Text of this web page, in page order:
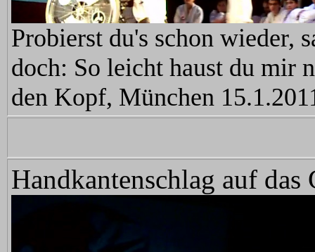
Probierst du's schon wieder,
doch: So leicht haust du mir
den Kopf, München
Handkantenschlag auf das